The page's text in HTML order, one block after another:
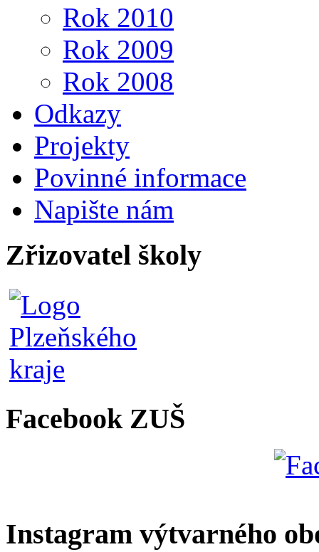
Rok 2010
Rok 2009
Rok 2008
Odkazy
Projekty
Povinné informace
Napište nám
Zřizovatel školy
Facebook ZUŠ
Instagram výtvarného